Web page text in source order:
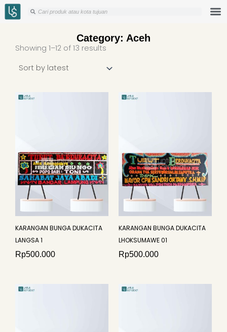
Skip
to
Search
Search
Category: Aceh
Showing 1–12 of 13 results
KARANGAN BUNGA DUKACITA
LANGSA 1
Rp500.000
KARANGAN BUNGA DUKACITA
LHOKSUMAWE 01
Rp500.000